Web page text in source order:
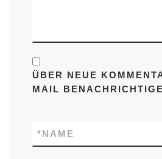
ÜBER NEUE
MAIL
NAME
*